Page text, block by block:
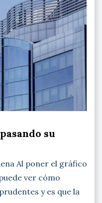
su
Al poner el gráfico
ver cómo
y es que la